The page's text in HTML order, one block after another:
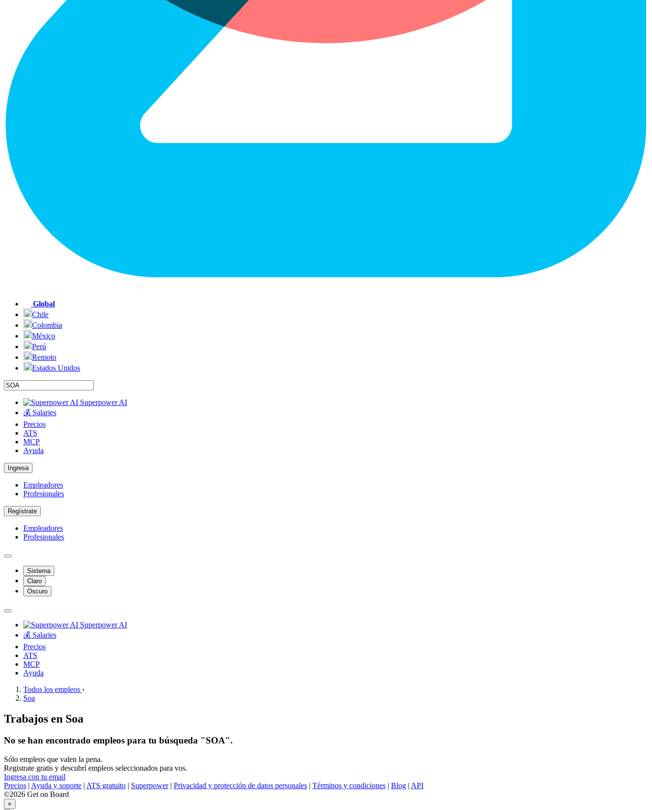
Global
Chile
Colombia
México
Perú
Remoto
Estados Unidos
Superpower AI
💰 Salaries
Precios
ATS
MCP
Ayuda
Ingresa
Empleadores
Profesionales
Regístrate
Empleadores
Profesionales
Sistema
Claro
Oscuro
Superpower AI
💰 Salaries
Precios
ATS
MCP
Ayuda
Todos los empleos ›
Soa
Trabajos en Soa
No se han encontrado empleos para tu búsqueda "SOA".
Sólo empleos que valen la pena.
Registrate gratis y descubrí empleos seleccionados para vos.
Ingresa con tu email
Precios | Ayuda y soporte | ATS gratuito | Superpower| Privacidad y protección de datos personales | Términos y condiciones | Blog | API
©2026 Get on Board
×